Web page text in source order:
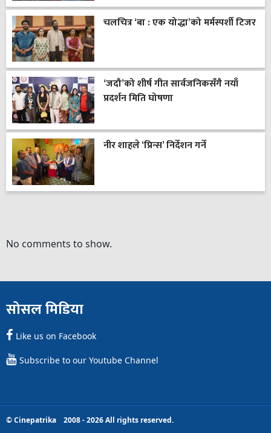
चलचित्र ‘बा : एक योद्धा’को मर्मस्पर्शी टिजर
‘जदौ’को शीर्ष गीत सार्वजनिकसँगै नयाँ
प्रदर्शन मिति घोषणा
नीर शाहले ‘प्रिन्स’ निर्देशन गर्ने
No comments to show.
सोसल मिडिया
Like us on Facebook
Subscribe to our Youtube Channel
© Cinepatrika 2008 - 2026 All rights reserved.